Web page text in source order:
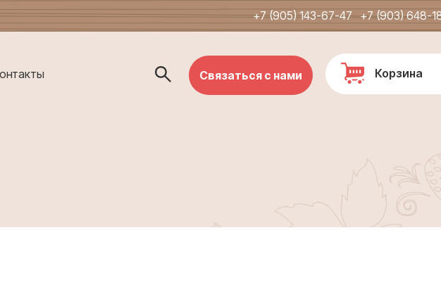
+7 (905) 143-67-47 +7 (903) 648-
Связаться с нами Корзина